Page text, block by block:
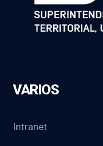
VARIOS
Intranet